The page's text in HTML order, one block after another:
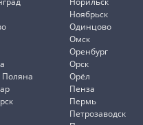
Поляна
Ноябрьск
Одинцово
Омск
Оренбург
Орск
Орёл
Пенза
Пермь
Петрозаводск